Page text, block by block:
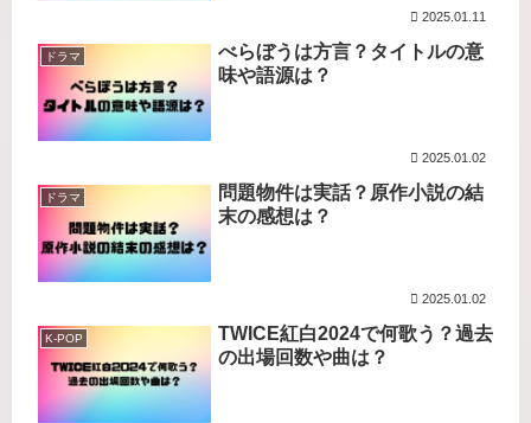
2025.01.11
ドラマ
べらぼうは方言？タイトルの意
味や語源は？
2025.01.02
ドラマ
問題物件は実話？原作小説の結
末の感想は？
2025.01.02
K-POP
TWICE紅白2024で何歌う？過去
の出場回数や曲は？